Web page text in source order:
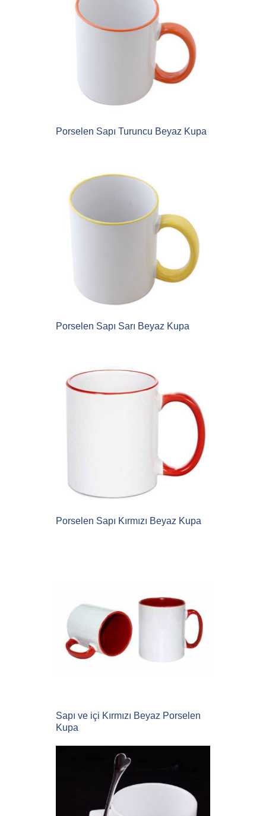
Porselen Sapı Turuncu Beyaz Kupa
Porselen Sapı Sarı Beyaz Kupa
Porselen Sapı Kırmızı Beyaz Kupa
Sapı ve içi Kırmızı Beyaz Porselen
Kupa